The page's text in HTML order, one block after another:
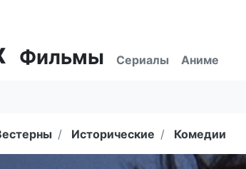
Фильмы Сериалы Аниме
Исторические Комедии